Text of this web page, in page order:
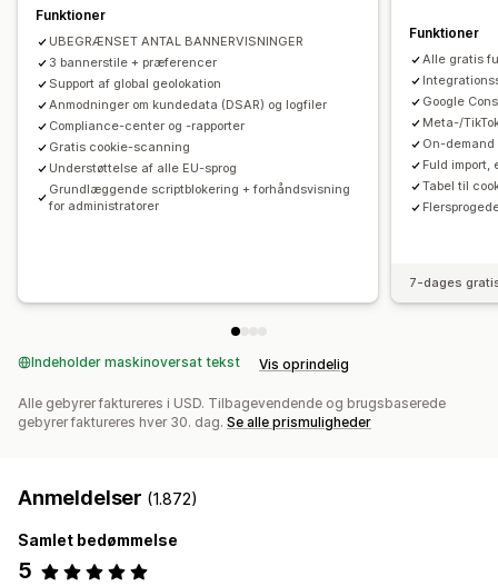
Datastyring
Regulering
APA-NZPA APPI CCPA CPRA
Beskyttelse af persondata på internettet
GDPR
LGPD
PDPA PIPEDA POPIA
Funktioner
UBEGRÆNSET ANTAL BANNERVISNINGER
3 bannerstile + præferencer
Support af global geolokation
Anmodninger om kundedata (DSAR) og logfiler
Compliance-center og -rapporter
Gratis cookie-scanning
Understøttelse af alle EU-sprog
Grundlæggende scriptblokering + forhåndsvisning
for administratorer
Funktioner
Alle gratis
Google
Meta-/
On-
Fuld import,
Tabel til
7-dages
Indeholder maskinoversat tekst Vis oprindelig
Alle gebyrer faktureres i USD. Tilbagevendende og brugsbaserede
gebyrer faktureres hver 30. dag. Se alle prismuligheder
Anmeldelser (1.872)
Samlet bedømmelse
5